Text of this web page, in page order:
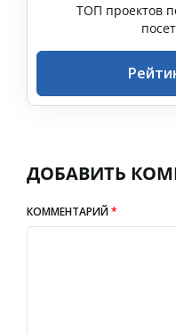
ТОП проектов
ДОБАВИТЬ
КОММЕНТАРИЙ*